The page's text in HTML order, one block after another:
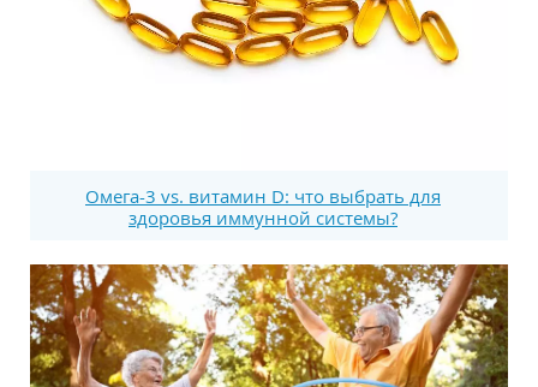
Омега-3 vs. витамин D: что выбрать для
здоровья иммунной системы?